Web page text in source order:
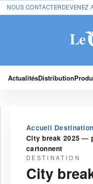
NOUS CONTACTERDEVENEZ
ActualitésDistribution
Accueil›Destination
City break 2025 —
cartonnent
DESTINATION
City